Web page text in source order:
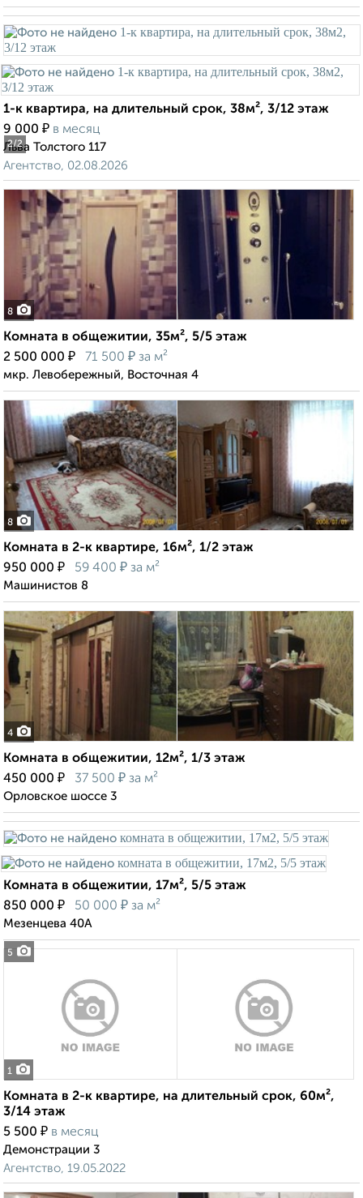
2/2
1-к квартира, на длительный срок, 38м², 3/12 этаж
9 000 ₽ в месяц
Льва Толстого 117
Агентство, 02.08.2026
8
Комната в общежитии, 35м², 5/5 этаж
2 500 000 ₽ 71 500 ₽ за м²
мкр. Левобережный, Восточная 4
8
Комната в 2-к квартире, 16м², 1/2 этаж
950 000 ₽ 59 400 ₽ за м²
Машинистов 8
4
Комната в общежитии, 12м², 1/3 этаж
450 000 ₽ 37 500 ₽ за м²
Орловское шоссе 3
5
Комната в общежитии, 17м², 5/5 этаж
850 000 ₽ 50 000 ₽ за м²
Мезенцева 40А
1
Комната в 2-к квартире, на длительный срок, 60м²,
3/14 этаж
5 500 ₽ в месяц
Демонстрации 3
Агентство, 19.05.2022